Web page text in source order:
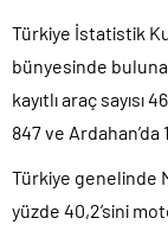
Türkiye İstatistik
bünyesinde
kayıtlı araç sayısı
847 ve
Türkiye genelinde
yüzde 40,2’sini